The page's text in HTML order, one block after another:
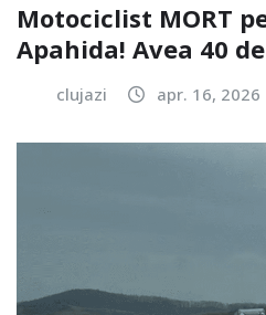
Motociclist MORT
Apahida! Avea 40
clujazi apr. 16, 2026